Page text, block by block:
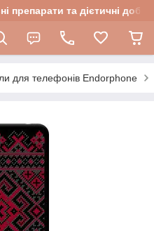
препарати та дієтичні
для телефонів Endorphone